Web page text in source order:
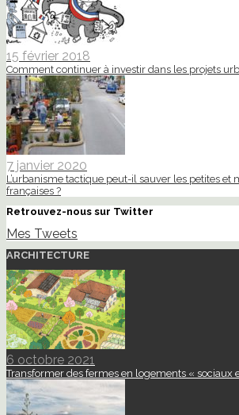
15 février 2018
Comment continuer à investir dans les projets
7 janvier 2020
L’urbanisme tactique peut-il sauver les petites et
françaises ?
Retrouvez-nous sur Twitter
Mes Tweets
ARCHITECTURE
6 octobre 2021
Transformer des fermes en logements « sociaux